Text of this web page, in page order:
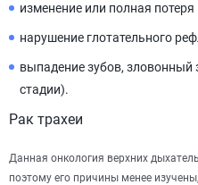
изменение или полная потеря
нарушение глотательного
выпадение зубов, зловонный
стадии).
Рак трахеи
Данная онкология верхних
поэтому его причины менее